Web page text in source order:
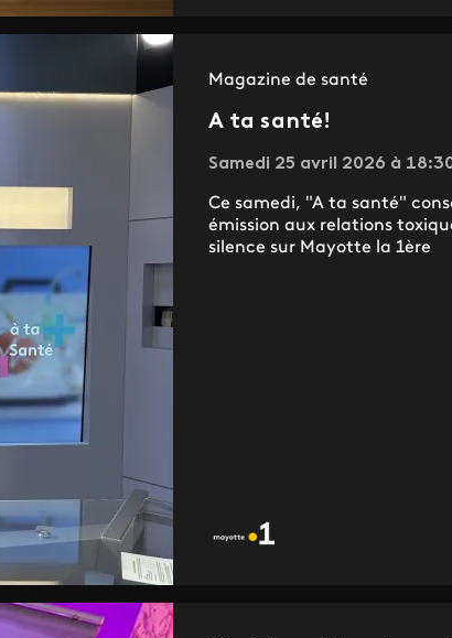
Magazine de santé
A ta santé!
Samedi 25 avril 2026 à
Ce samedi, "A ta santé"
émission aux relations
silence sur Mayotte la 1ère